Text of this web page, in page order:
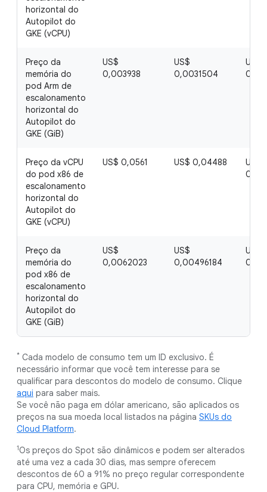
horizontal do
Autopilot do
GKE (vCPU)
Preço da
memória do
pod Arm de
escalonamento
horizontal do
Autopilot do
GKE (GiB)
US$
0,003938
US$
0,0031504
US$
Preço da vCPU
do pod x86 de
escalonamento
horizontal do
Autopilot do
GKE (vCPU)
US$ 0,0561 US$ 0,04488
US$
Preço da
memória do
pod x86 de
escalonamento
horizontal do
Autopilot do
GKE (GiB)
US$
0,0062023
US$
0,00496184
US$
* Cada modelo de consumo tem um ID exclusivo. É
necessário informar que você tem interesse para se
qualificar para descontos do modelo de consumo. Clique
aqui para saber mais.
Se você não paga em dólar americano, são aplicados os
preços na sua moeda local listados na página SKUs do
Cloud Platform.
1Os preços do Spot são dinâmicos e podem ser alterados
até uma vez a cada 30 dias, mas sempre oferecem
descontos de 60 a 91% no preço regular correspondente
para CPU, memória e GPU.